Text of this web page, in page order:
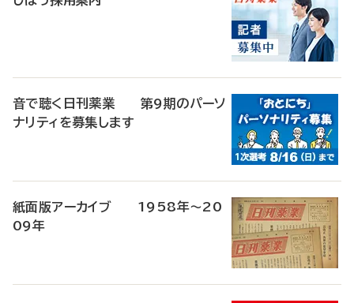
音で聴く日刊薬業 第9期のパーソ
ナリティを募集します
紙面版アーカイブ 1958年～20
09年